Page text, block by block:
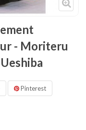
- Moriteru
Pinterest